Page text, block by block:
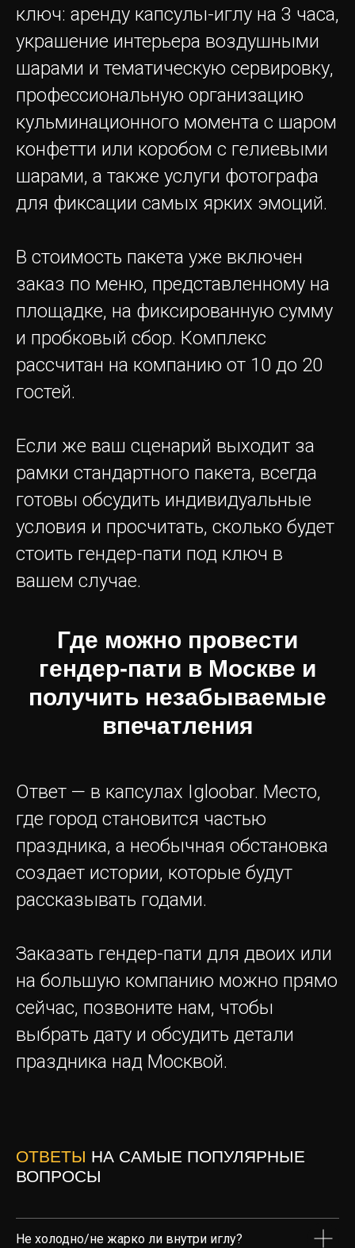
ключ: аренду капсулы-иглу на 3 часа,
украшение интерьера воздушными
шарами и тематическую сервировку,
профессиональную организацию
кульминационного момента с шаром
конфетти или коробом с гелиевыми
шарами, а также услуги фотографа
для фиксации самых ярких эмоций.
В стоимость пакета уже включен
заказ по меню, представленному на
площадке, на фиксированную сумму
и пробковый сбор. Комплекс
рассчитан на компанию от 10 до 20
гостей.
Если же ваш сценарий выходит за
рамки стандартного пакета, всегда
готовы обсудить индивидуальные
условия и просчитать, сколько будет
стоить гендер-пати под ключ в
вашем случае.
Где можно провести
гендер-пати в Москве и
получить незабываемые
впечатления
Ответ — в капсулах Igloobar. Место,
где город становится частью
праздника, а необычная обстановка
создает истории, которые будут
рассказывать годами.
Заказать гендер-пати для двоих или
на большую компанию можно прямо
сейчас, позвоните нам, чтобы
выбрать дату и обсудить детали
праздника над Москвой.
ОТВЕТЫ НА САМЫЕ ПОПУЛЯРНЫЕ
ВОПРОСЫ
Не холодно/не жарко ли внутри иглу?
Режим работы площадок:
Бронирование - с 10:00 до 00:00
Бронирование и консультации
Политика конфиденциальности
Фото
Цены
Контакты
Правила бронирования, оплаты и возврата
ИП Андриянова О.Г. ИНН
121635167225 ©2022-2026 Иглубар
Блог
+7 (499) 288-17-13